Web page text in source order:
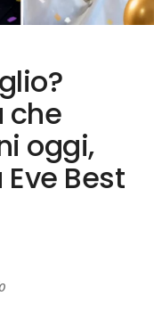
che
oggi,
Best